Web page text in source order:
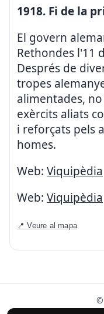
1918. Fi de la
El govern
Rethondes l'11
Després de
tropes
alimentades,
exèrcits aliats
i reforçats pels
homes.
Web: Viquipèdia
Web: Viquipèdia
📍 Veure al mapa
©